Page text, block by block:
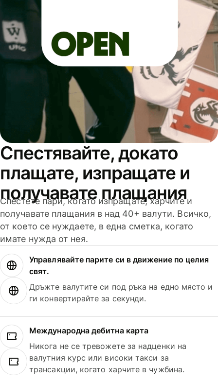
Спестявайте, докато
плащате, изпращате и
получавате плащания
Спестете пари, когато изпращате, харчите и
получавате плащания в над 40+ валути. Всичко,
от което се нуждаете, в една сметка, когато
имате нужда от нея.
Управлявайте парите си в движение по целия
свят.
Дръжте валутите си под ръка на едно място и
ги конвертирайте за секунди.
Международна дебитна карта
Никога не се тревожете за надценки на
валутния курс или високи такси за
трансакции, когато харчите в чужбина.